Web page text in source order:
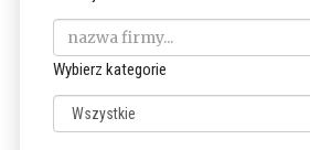
Wybierz kategorie